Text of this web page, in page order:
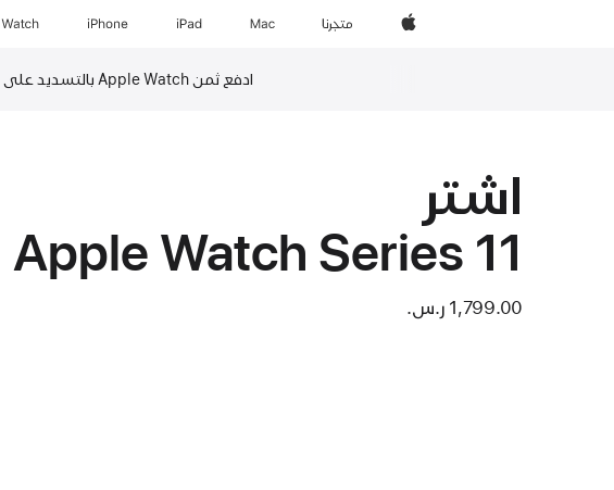
Apple‏المتجر Mac
iPad‏
iPhone
Watch
ادفع ثمن Apple Watch بالتسديد على ما يصل إلى 24 قسطاً مع ”تمارا“‏
اشتر
Apple Watch Series 11‏
1,799.00 ر.س.‏